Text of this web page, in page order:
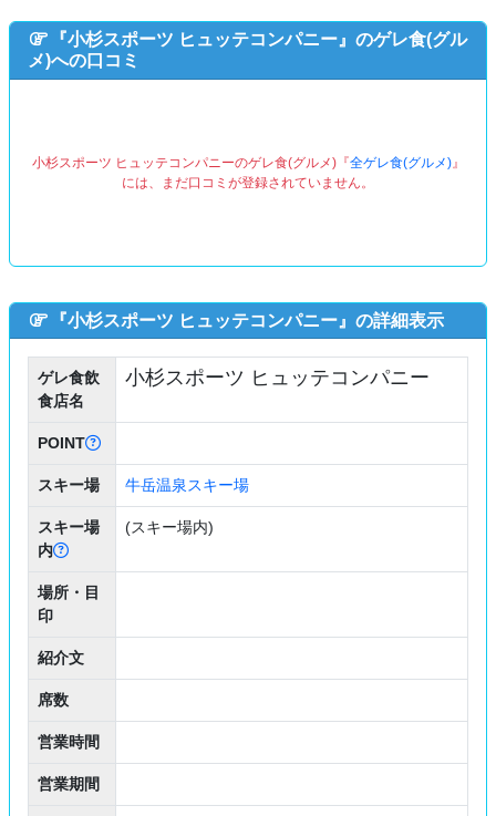
『小杉スポーツ ヒュッテコンパニー』のゲレ食(グル
メ)への口コミ
小杉スポーツ ヒュッテコンパニーのゲレ食(グルメ)『全ゲレ食(グルメ)』
には、まだ口コミが登録されていません。
『小杉スポーツ ヒュッテコンパニー』の詳細表示
ゲレ食飲
食店名
小杉スポーツ ヒュッテコンパニー
POINT
スキー場 牛岳温泉スキー場
スキー場
内
(スキー場内)
場所・目
印
紹介文
席数
営業時間
営業期間